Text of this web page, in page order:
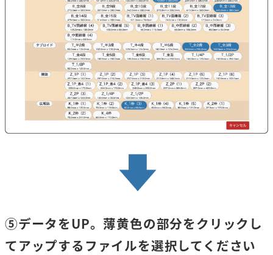
⑤データをUP。薄黄色の部分をクリックし
てアップするファイルを選択してください